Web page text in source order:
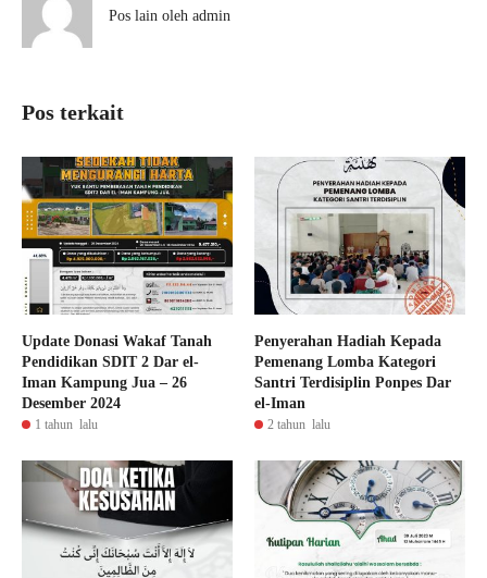
Pos lain oleh admin
Pos terkait
Update Donasi Wakaf Tanah
Pendidikan SDIT 2 Dar el-
Iman Kampung Jua – 26
Desember 2024
1 tahun lalu
Penyerahan Hadiah Kepada
Pemenang Lomba Kategori
Santri Terdisiplin Ponpes Dar
el-Iman
2 tahun lalu